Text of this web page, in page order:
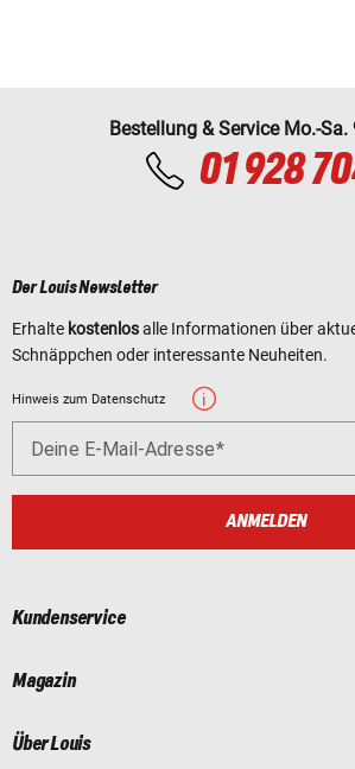
Bestellung & Service Mo.-Sa.
01 928
Der Louis Newsletter
Erhalte kostenlosalle Informationen über
Schnäppchen oder interessante Neuheiten.
Hinweis zum Datenschutz
Deine E-Mail-Adresse
ANMELDEN
Kundenservice
Magazin
Über Louis